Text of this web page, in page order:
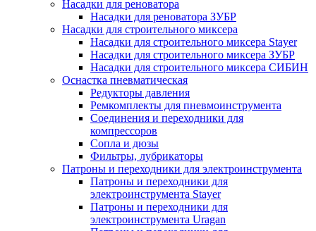
Насадки для реноватора
Насадки для реноватора ЗУБР
Насадки для строительного миксера
Насадки для строительного миксера Stayer
Насадки для строительного миксера ЗУБР
Насадки для строительного миксера СИБИН
Оснастка пневматическая
Редукторы давления
Ремкомплекты для пневмоинструмента
Соединения и переходники для
компрессоров
Сопла и дюзы
Фильтры, лубрикаторы
Патроны и переходники для электроинструмента
Патроны и переходники для
электроинструмента Stayer
Патроны и переходники для
электроинструмента Uragan